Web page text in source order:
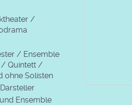
/
/ Ensemble
Quintett /
ohne Solisten
Ensemble